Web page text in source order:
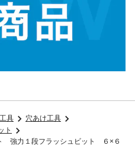
具
穴あけ工具
ト
強力１段フラッシュビット ６×６